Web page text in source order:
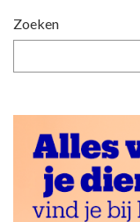
i
h
Zoeken